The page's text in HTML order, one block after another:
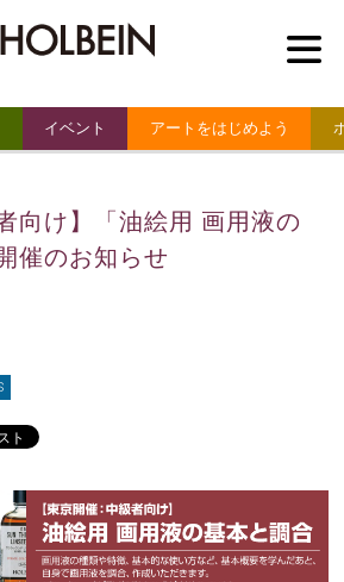
イベント アートをはじめよう
向け】「油絵用 画用液の
催のお知らせ